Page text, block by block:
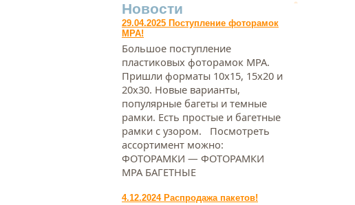
Новости
29.04.2025 Поступление фоторамок
МРА!
Большое поступление
пластиковых фоторамок МРА.
Пришли форматы 10х15, 15х20 и
20х30. Новые варианты,
популярные багеты и темные
рамки. Есть простые и багетные
рамки с узором. Посмотреть
ассортимент можно:
ФОТОРАМКИ — ФОТОРАМКИ
МРА БАГЕТНЫЕ
4.12.2024 Распродажа пакетов!